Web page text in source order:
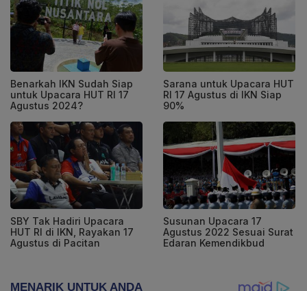
Benarkah IKN Sudah Siap
untuk Upacara HUT RI 17
Agustus 2024?
Sarana untuk Upacara HUT
RI 17 Agustus di IKN Siap
90%
SBY Tak Hadiri Upacara
HUT RI di IKN, Rayakan 17
Agustus di Pacitan
Susunan Upacara 17
Agustus 2022 Sesuai Surat
Edaran Kemendikbud